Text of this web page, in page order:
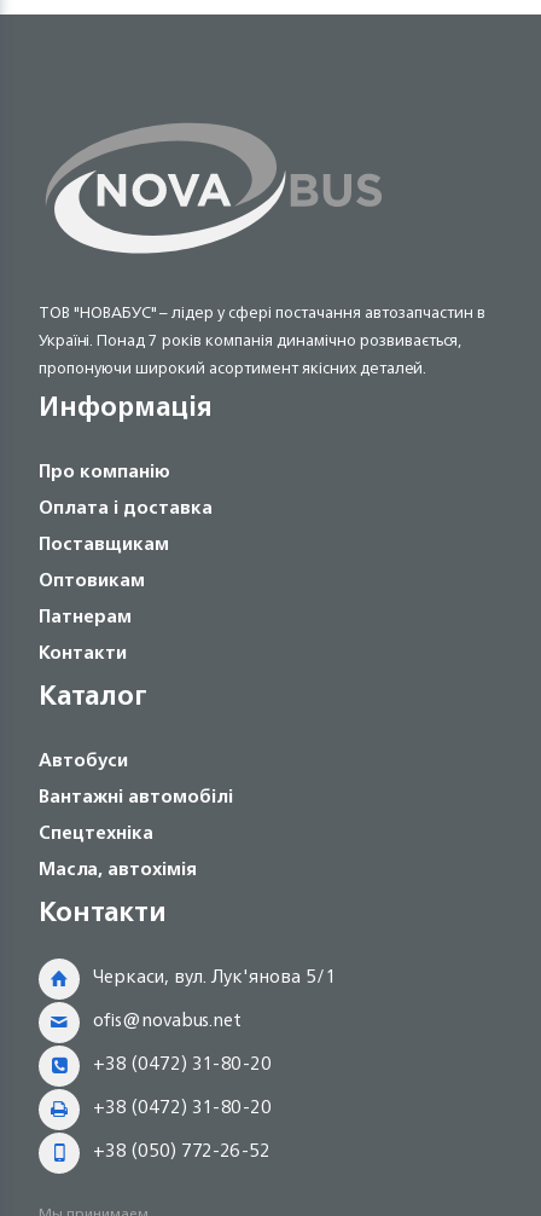
ТОВ "НОВАБУС" – лідер у сфері постачання автозапчастин в
Україні. Понад 7 років компанія динамічно розвивається,
пропонуючи широкий асортимент якісних деталей.
Информація
Про компанію
Оплата і доставка
Поставщикам
Оптовикам
Патнерам
Контакти
Каталог
Автобуси
Вантажні автомобілі
Спецтехніка
Масла, автохімія
Контакти
Черкаси, вул. Лук'янова 5/1
ofis@novabus.net
+38 (0472) 31-80-20
+38 (0472) 31-80-20
+38 (050) 772-26-52